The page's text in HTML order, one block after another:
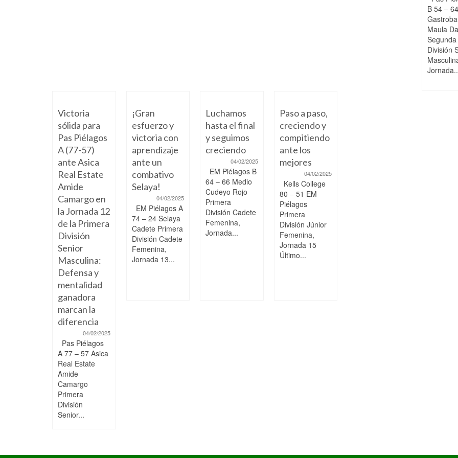
B 54 – 64
Maula
Segunda
División
Victoria
sólida para
Pas Piélagos
A (77-57)
ante Asica
Real Estate
Amide
Camargo en
la Jornada 12
de la Primera
División
Senior
Masculina:
Defensa y
mentalidad
ganadora
marcan la
diferencia
04/02/2025
Pas Piélagos
A 77 – 57 Asica
Real Estate
Amide
Camargo
Primera
División
Senior...
¡Gran
esfuerzo y
victoria con
aprendizaje
ante un
combativo
Selaya!
04/02/2025
EM Piélagos A
74 – 24 Selaya
Cadete Primera
División Cadete
Femenina,
Jornada 13...
Luchamos
hasta el final
y seguimos
creciendo
04/02/2025
EM Piélagos B
64 – 66 Medio
Cudeyo Rojo
Primera
División Cadete
Femenina,
Jornada...
Paso a paso,
creciendo y
compitiendo
ante los
mejores
04/02/2025
Kells College
80 – 51 EM
Piélagos
Primera
División Júnior
Femenina,
Jornada 15
Último...